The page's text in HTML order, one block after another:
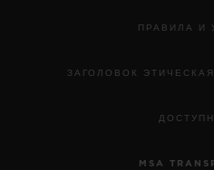
ПРАВИЛА И
ЗАГОЛОВОК
MSA